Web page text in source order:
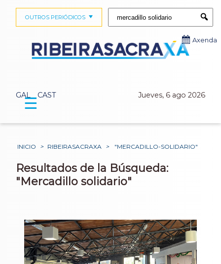
GAL CAST Jueves, 6 ago 2026
OUTROS PERIÓDICOS
Axenda
☰
INICIO > RIBEIRASACRAXA > "MERCADILLO-SOLIDARIO"
Resultados de la Búsqueda:
"Mercadillo solidario"